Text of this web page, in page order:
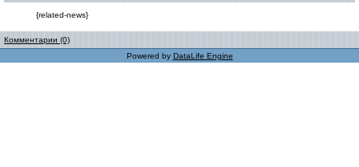
{related-news}
Комментарии (0)
Powered by DataLife Engine